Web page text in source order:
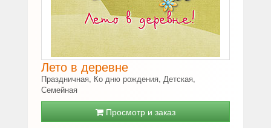
Лето в деревне
Праздничная, Ко дню рождения, Детская,
Семейная
Просмотр и заказ